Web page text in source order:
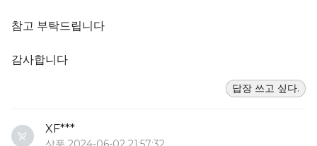
참고 부탁드립니다
감사합니다
답장 쓰고 싶다.
XF***